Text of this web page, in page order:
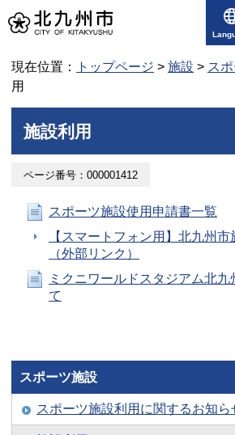
現在位置： トップページ > 施設 > ス
用
施設利用
ページ番号：000001412
スポーツ施設使用申請書一覧
【スマートフォン用】北九州
（外部リンク）
ミクニワールドスタジアム北
て
スポーツ施設
スポーツ施設利用に関するお知ら